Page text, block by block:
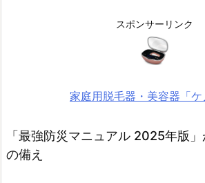
スポンサーリンク
家庭用脱毛器・美容器「ケ
「最強防災マニュアル 2025年版
の備え